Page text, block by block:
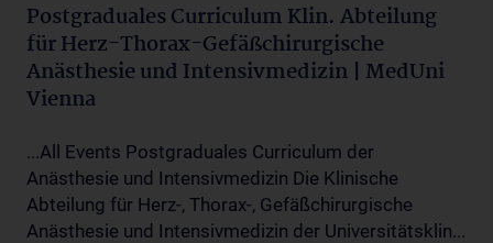
Postgraduales Curriculum Klin. Abteilung
für Herz-Thorax-Gefäßchirurgische
Anästhesie und Intensivmedizin | MedUni
Vienna
...All Events Postgraduales Curriculum der
Anästhesie und Intensivmedizin Die Klinische
Abteilung für Herz-, Thorax-, Gefäßchirurgische
Anästhesie und Intensivmedizin der Universitätsklin...